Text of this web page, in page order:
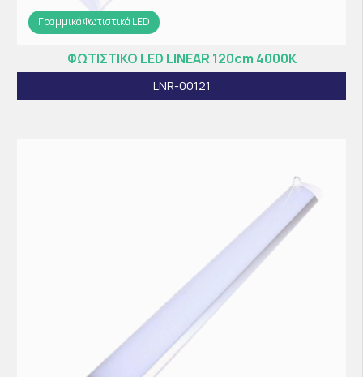
Γραμμικά Φωτιστικά LED
ΦΩΤΙΣΤΙΚΟ LED LINEAR 120cm 4000K
LNR-00121